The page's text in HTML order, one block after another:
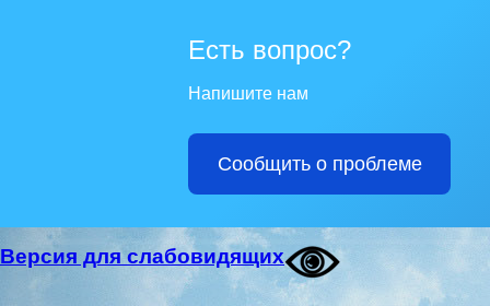
Есть вопрос?
Напишите нам
Сообщить о проблеме
Версия для слабовидящих